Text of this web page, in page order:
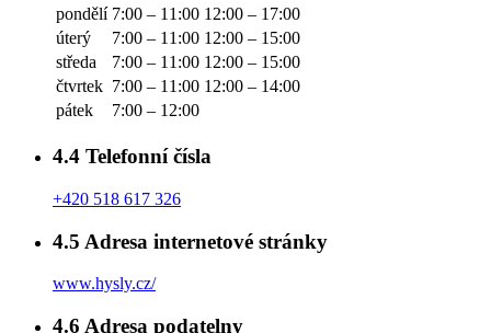
pondělí 7:00 – 11:00 12:00 – 17:00
úterý
7:00 – 11:00 12:00 – 15:00
středa
7:00 – 11:00 12:00 – 15:00
čtvrtek 7:00 – 11:00 12:00 – 14:00
pátek
7:00 – 12:00
4.4 Telefonní čísla
+420 518 617 326
4.5 Adresa internetové stránky
www.hysly.cz/
4.6 Adresa podatelny